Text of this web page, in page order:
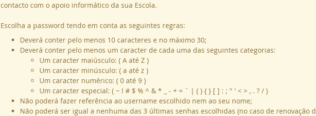
contacto com o apoio informático da sua Escola.
Escolha a password tendo em conta as seguintes regras:
Deverá conter pelo menos 10 caracteres e no máximo 30;
Deverá conter pelo menos um caracter de cada uma das seguintes categorias:
Um caracter maiúsculo: ( A até Z )
Um caracter minúsculo: ( a até z )
Um caracter numérico: ( 0 até 9 )
Um caracter especial: ( ~ ! # $ % ^ & * _ - + = ` | ( ) { } [ ] : ; " ' < > , . ? / )
Não poderá fazer referência ao username escolhido nem ao seu nome;
Não poderá ser igual a nenhuma das 3 últimas senhas escolhidas (no caso de renovação